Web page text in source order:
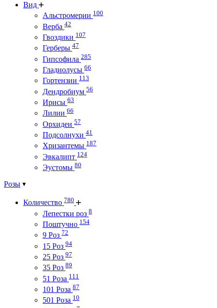
Вид
Альстромерии 100
Верба 42
Гвоздики 107
Герберы 47
Гипсофила 285
Гладиолусы 66
Гортензии 113
Дендробиум 56
Ирисы 63
Лилии 66
Орхидеи 57
Подсолнухи 41
Хризантемы 187
Эвкалипт 124
Эустомы 80
Розы
Количество 780
Лепестки роз 8
Поштучно 154
9 Роз 72
15 Роз 94
25 Роз 97
35 Роз 89
51 Роза 111
101 Роза 87
501 Роза 10